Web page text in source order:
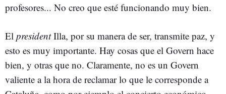
profesores... No creo que esté funcionando muy bien.
El presidentIlla, por su manera de ser, transmite paz, y
esto es muy importante. Hay cosas que el Govern hace
bien, y otras que no. Claramente, no es un Govern
valiente a la hora de reclamar lo que le corresponde a